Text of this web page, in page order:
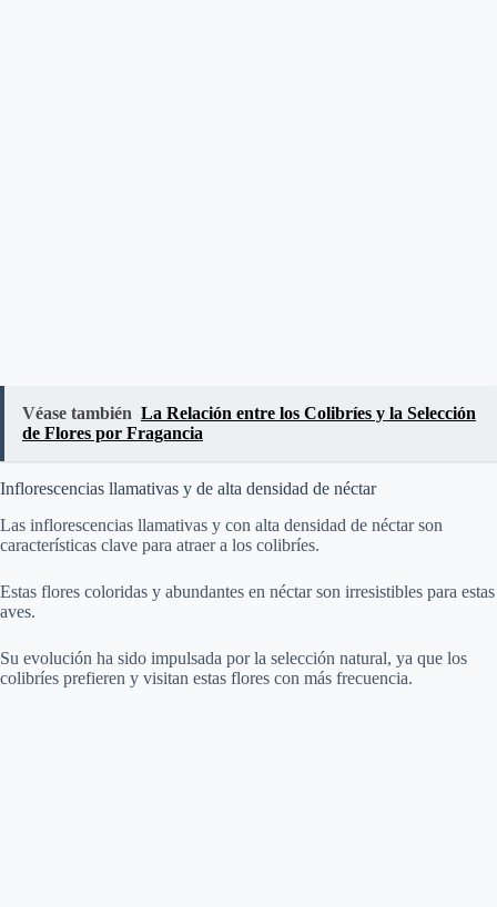
Véase también La Relación entre los Colibríes y la Selección
de Flores por Fragancia
Inflorescencias llamativas y de alta densidad de néctar
Las inflorescencias llamativas y con alta densidad de néctar son
características clave para atraer a los colibríes.
Estas flores coloridas y abundantes en néctar son irresistibles para estas
aves.
Su evolución ha sido impulsada por la selección natural, ya que los
colibríes prefieren y visitan estas flores con más frecuencia.